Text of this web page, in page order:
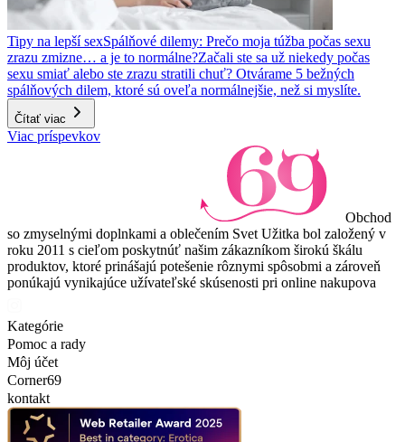
Tipy na lepší sexSpálňové dilemy: Prečo moja túžba počas sexu
zrazu zmizne… a je to normálne?Začali ste sa už niekedy počas
sexu smiať alebo ste zrazu stratili chuť? Otvárame 5 bežných
spálňových dilem, ktoré sú oveľa normálnejšie, než si myslíte.
Čítať viac
Viac príspevkov
Obchod
so zmyselnými doplnkami a oblečením Svet Užitka bol založený v
roku 2011 s cieľom poskytnúť našim zákazníkom širokú škálu
produktov, ktoré prinášajú potešenie rôznymi spôsobmi a zároveň
ponúkajú vynikajúce užívateľské skúsenosti pri online nakupova
Kategórie
Pomoc a rady
Môj účet
Corner69
kontakt